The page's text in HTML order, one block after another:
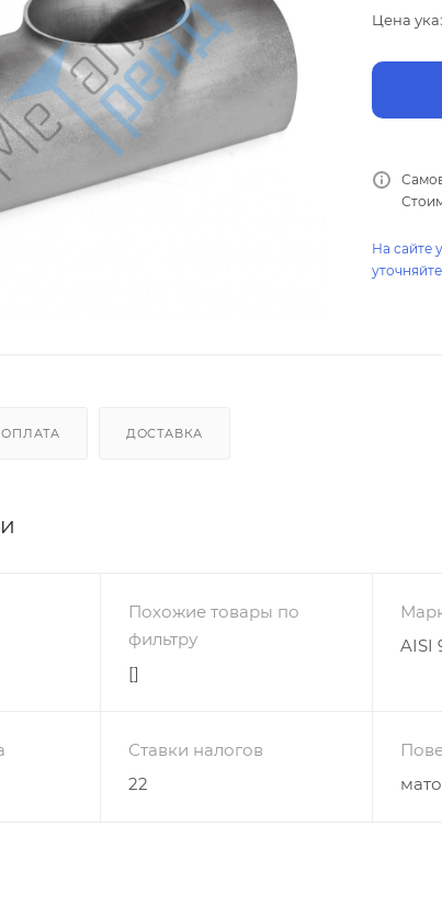
Цена
На сайте
ОПЛАТА ДОСТАВКА
Похожие товары по
фильтру
[]
AISI
Ставки налогов
22